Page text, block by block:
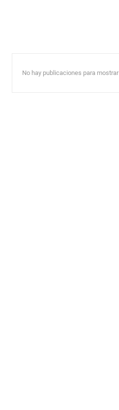
No hay publicaciones para mostrar